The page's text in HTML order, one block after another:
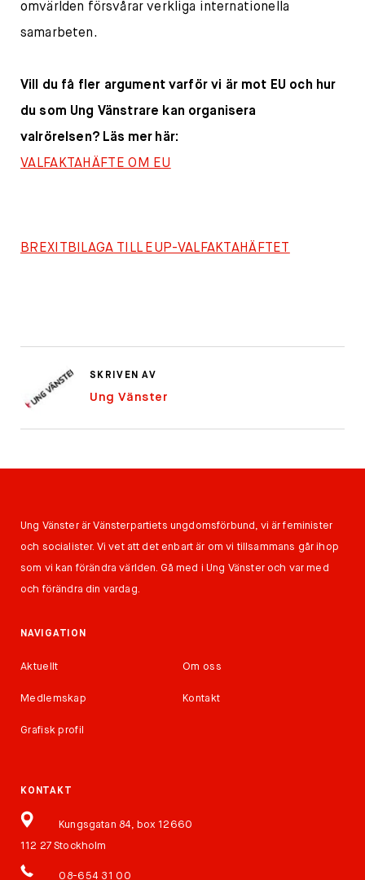
omvärlden försvårar verkliga internationella
samarbeten.
Vill du få fler argument varför vi är mot EU och hur
du som Ung Vänstrare kan organisera
valrörelsen? Läs mer här:
VALFAKTAHÄFTE OM EU
BREXITBILAGA TILL EUP-VALFAKTAHÄFTET
SKRIVEN AV
Ung Vänster
Ung Vänster är Vänsterpartiets ungdomsförbund, vi är feminister
och socialister. Vi vet att det enbart är om vi tillsammans går ihop
som vi kan förändra världen. Gå med i Ung Vänster och var med
och förändra din vardag.
NAVIGATION
Aktuellt Om oss
Medlemskap Kontakt
Grafisk profil
KONTAKT
Kungsgatan 84, box 12660
112 27 Stockholm
08-654 31 00